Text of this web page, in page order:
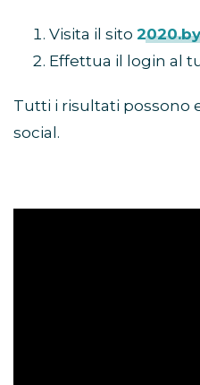
Visita il sito
Effettua il login al
Tutti i risultati possono
social.